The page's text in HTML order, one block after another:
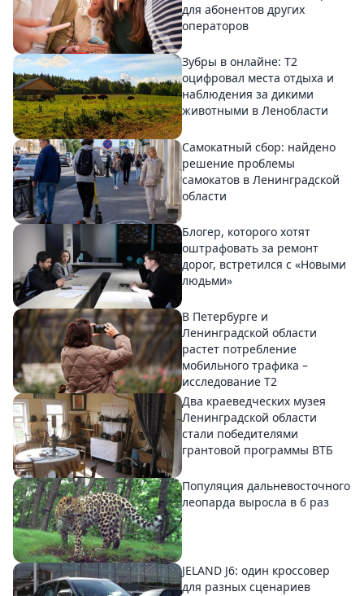
для абонентов других
операторов
Зубры в онлайне: Т2
оцифровал места отдыха и
наблюдения за дикими
животными в Ленобласти
Самокатный сбор: найдено
решение проблемы
самокатов в Ленинградской
области
Блогер, которого хотят
оштрафовать за ремонт
дорог, встретился с «Новыми
людьми»
В Петербурге и
Ленинградской области
растет потребление
мобильного трафика –
исследование T2
Два краеведческих музея
Ленинградской области
стали победителями
грантовой программы ВТБ
Популяция дальневосточного
леопарда выросла в 6 раз
JELAND J6: один кроссовер
для разных сценариев